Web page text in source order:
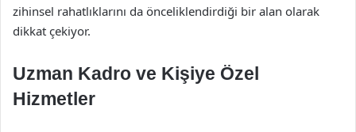
zihinsel rahatlıklarını da önceliklendirdiği bir alan olarak
dikkat çekiyor.
Uzman Kadro ve Kişiye Özel
Hizmetler